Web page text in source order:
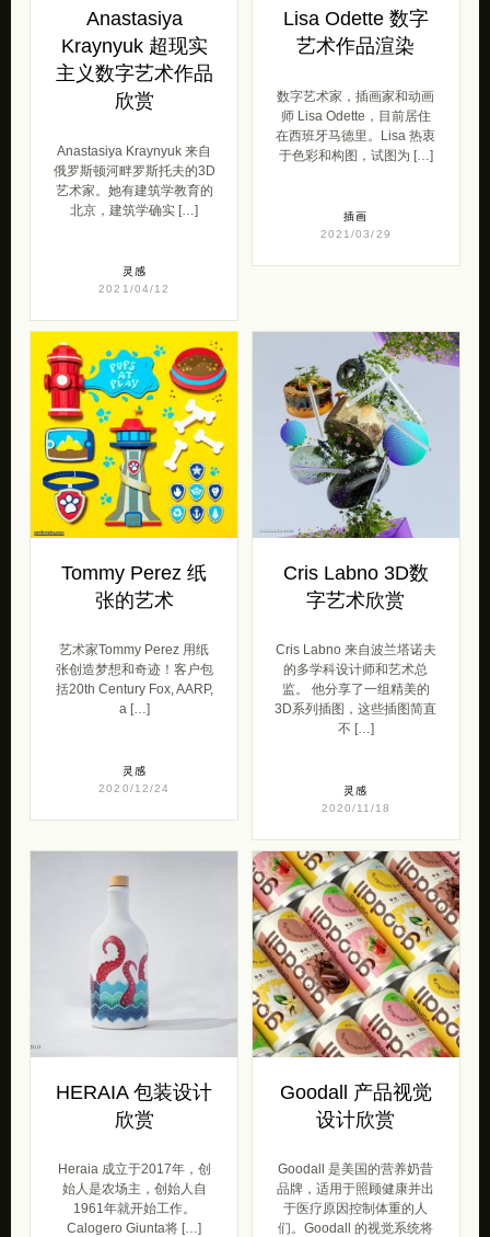
Anastasiya
Kraynyuk 超现实
主义数字艺术作品
欣赏
Anastasiya Kraynyuk 来自
俄罗斯顿河畔罗斯托夫的3D
艺术家。她有建筑学教育的
北京，建筑学确实 […]
灵感
2021/04/12
Lisa Odette 数字
艺术作品渲染
数字艺术家，插画家和动画
师 Lisa Odette，目前居住
在西班牙马德里。Lisa 热衷
于色彩和构图，试图为 […]
插画
2021/03/29
Tommy Perez 纸
张的艺术
艺术家Tommy Perez 用纸
张创造梦想和奇迹！客户包
括20th Century Fox, AARP,
a […]
灵感
2020/12/24
Cris Labno 3D数
字艺术欣赏
Cris Labno 来自波兰塔诺夫
的多学科设计师和艺术总
监。 他分享了一组精美的
3D系列插图，这些插图简直
不 […]
灵感
2020/11/18
HERAIA 包装设计
欣赏
Heraia 成立于2017年，创
始人是农场主，创始人自
1961年就开始工作。
Calogero Giunta将 […]
Goodall 产品视觉
设计欣赏
Goodall 是美国的营养奶昔
品牌，适用于照顾健康并出
于医疗原因控制体重的人
们。Goodall 的视觉系统将